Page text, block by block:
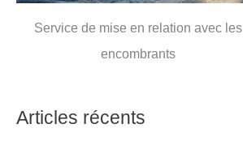
Service de mise en relation avec les
encombrants
Articles récents